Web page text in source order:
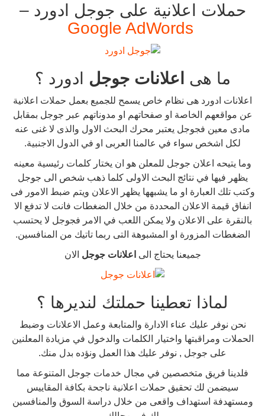
حملات اعلانية على جوجل ادورد –
Google AdWords
ما هى اعلانات جوجل ادورد ؟
اعلانات ادورد هى نظام خاص يسمح للجميع بعمل حملات اعلانية
عن مواقعهم الخاصة او صفحاتهم او مدوناتهم عبر جوجل بمقابل
مادى معين فجوجل يعتبر محرك البحث الاول والذى لا غنى عنه
لكل اشخص سواء في عالمنا العربى او في الدول الاجنبية.
وما يتيحه اعلان جوجل للمعلن هو ان يختار كلمات رئيسية معينه
يظهر فيها في نتائج البحث الاولى كلما ذهب شخص الى جوجل
وكتب تلك العبارة او ما يشبهها يظهر الاعلان ويتم ضبط الامور فى
انفاق قيمة الاعلان المحددة من خلال الضغطات فانت لا تدفع الا
بالنقرة على الاعلان ولا يمكن اللعب في الامر فجوجل لا يحتسب
الضغطات المزورة او المشبوهة التى ربما تاتيك من المنافسين.
جميعنا يحتاج الى اعلانات جوجل الان
لماذا تعطينا حملتك لنديرها ؟
نحن نوفر عليك عناء الادارة والمتابعة وعمل الاعلانات وضبط
الحملات ومراقبتها واختيار الكلمات والدخول في مزيادة المعلنين
على جوجل , نوفر عليك هذا العمل ونؤده بدل منك.
فلدينا فريق متخصصين في مجال خدمات جوجل المتنوعة مما
سيضمن لك تحقيق حملات اعلانية ناجحة بكافة المقاييس
ومستهدفة استهداف واقعى من خلال دراسة السوق والمنافسين